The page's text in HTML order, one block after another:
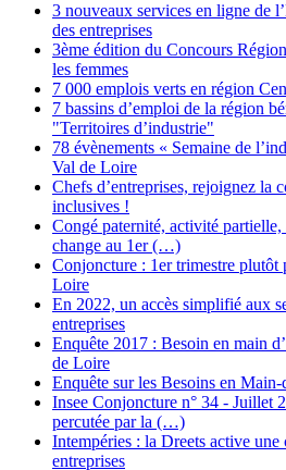
3 nouveaux services en ligne de
des entreprises
3ème édition du Concours
les femmes
7 000 emplois verts en région
7 bassins d’emploi de la région
"Territoires d’industrie"
78 évènements « Semaine de
Val de Loire
Chefs d’entreprises, rejoignez la
inclusives !
Congé paternité, activité partielle,
change au 1er (…)
Conjoncture : 1er trimestre plutôt
Loire
En 2022, un accès simplifié aux
entreprises
Enquête 2017 : Besoin en main
de Loire
Enquête sur les Besoins en
Insee Conjoncture n° 34 - Juillet
percutée par la (…)
Intempéries : la Dreets active une
entreprises